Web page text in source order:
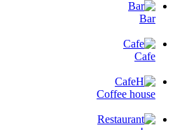
Bar
Cafe
Coffee house